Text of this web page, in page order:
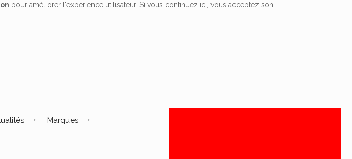
pour améliorer l'expérience utilisateur. Si vous continuez ici, vous acceptez son
Marques